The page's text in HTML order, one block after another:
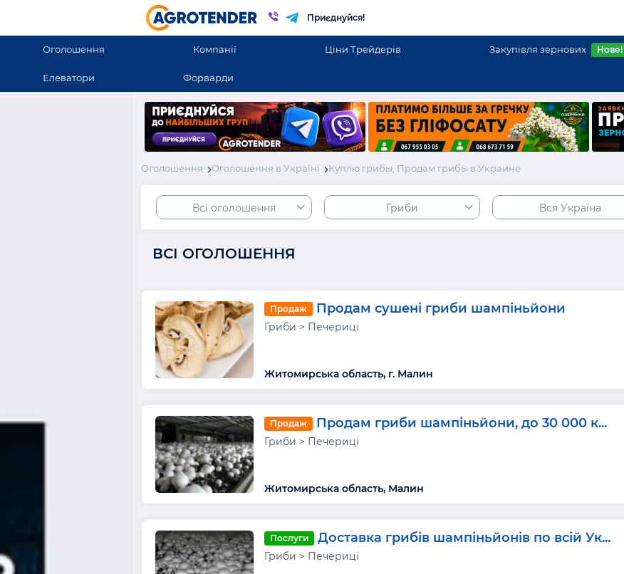
Приєднуйся!
Оголошення Компанії Ціни Трейдерів Закупівля зернових Нове!
Елеватори Форварди
Оголошення Оголошення в Україні Куплю грибы, Продам грибы в Украине
Всі оголошення Гриби Вся Україна
ВСІ ОГОЛОШЕННЯ
Продаж Продам сушені гриби шампіньйони
Гриби > Печериці
Житомирська область, г. Малин
Продаж Продам гриби шампіньйони, до 30 000 к...
Гриби > Печериці
Житомирська область, Малин
Послуги Доставка грибів шампіньйонів по всій Ук...
Гриби > Печериці